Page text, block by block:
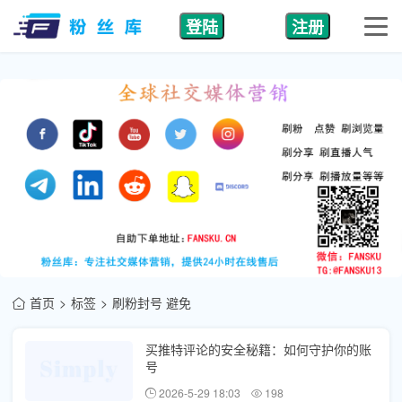
登陆 注册
首页 标签 刷粉封号 避免
买推特评论的安全秘籍：如何守护你的账
号
2026-5-29 18:03 198